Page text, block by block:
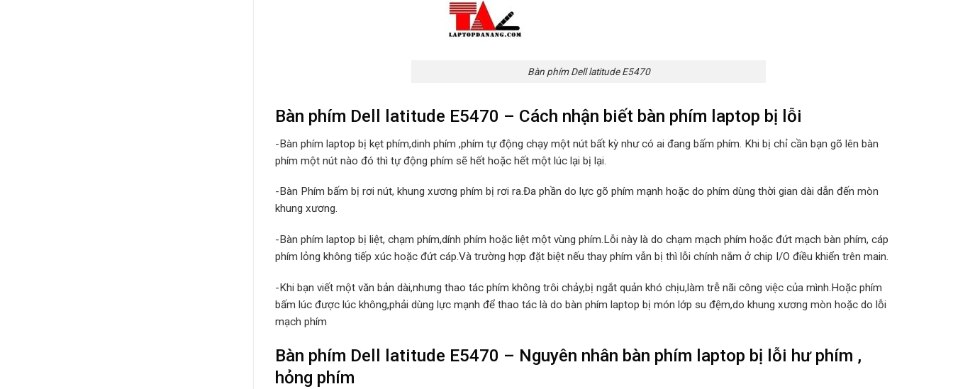
Bàn phím Dell latitude E5470
Bàn phím Dell latitude E5470 – Cách nhận biết bàn phím laptop bị lỗi
-Bàn phím laptop bị kẹt phím,dinh phím ,phím tự động chạy một nút bất kỳ như có ai đang bấm phím. Khi bị chỉ cần bạn gõ lên bàn
phím một nút nào đó thì tự động phím sẽ hết hoặc hết một lúc lại bị lại.
-Bàn Phím bấm bị rơi nút, khung xương phím bị rơi ra.Đa phần do lực gõ phím mạnh hoặc do phím dùng thời gian dài dẫn đến mòn
khung xương.
-Bàn phím laptop bị liệt, chạm phím,dính phím hoặc liệt một vùng phím.Lỗi này là do chạm mạch phím hoặc đứt mạch bàn phím, cáp
phím lỏng không tiếp xúc hoặc đứt cáp.Và trường hợp đặt biệt nếu thay phím vẫn bị thì lỗi chính nắm ở chip I/O điều khiển trên main.
-Khi bạn viết một văn bản dài,nhưng thao tác phím không trôi chảy,bị ngắt quản khó chịu,làm trễ nãi công việc của mình.Hoặc phím
bấm lúc được lúc không,phải dùng lực mạnh để thao tác là do bàn phím laptop bị món lớp su đệm,do khung xương mòn hoặc do lỗi
mạch phím
Bàn phím Dell latitude E5470 – Nguyên nhân bàn phím laptop bị lỗi hư phím ,
hỏng phím